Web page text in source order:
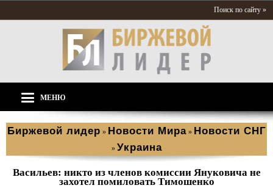
Поиск по сайту »
МЕНЮ
Биржевой лидер » Новости Мира » Новости СНГ
» Украина
Васильев: никто из членов комиссии Януковича не
захотел помиловать Тимошенко